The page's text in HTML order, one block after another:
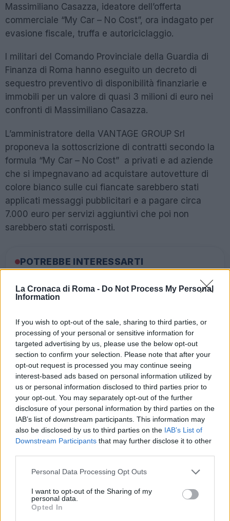
La Cronaca di Roma - Do Not Process My Personal
Information
If you wish to opt-out of the sale, sharing to third parties, or
processing of your personal or sensitive information for
targeted advertising by us, please use the below opt-out
section to confirm your selection. Please note that after your
opt-out request is processed you may continue seeing
interest-based ads based on personal information utilized by
us or personal information disclosed to third parties prior to
your opt-out. You may separately opt-out of the further
disclosure of your personal information by third parties on the
IAB’s list of downstream participants. This information may
also be disclosed by us to third parties on the IAB’s List of
Downstream Participants that may further disclose it to other
Please note that this website/app uses one or more Google
not limited to your visit or usage behaviour. You may click to
grant or deny consent to Google and its third-party tags to
use your data for below specified purposes in below Google
Personal Data Processing Opt Outs
I want to opt-out of the Sharing of my
personal data.
Opted In
Massimiliano Casazza, ideatore dell’offerta
commerciale “My Car – No Cost”, ora indagato per
evasione fiscale, truffa e autoriciclaggio.
I militari del Comando Provinciale della Guardia di
Finanza di Roma hanno eseguito un decreto di
sequestro preventivo di disponibilità finanziarie e
immobili per un valore di quasi 3 milioni di euro nei
confronti di Massimiliano Casazza.
L’amministratore della VANTAGE GROUP Srl
proponeva la sottoscrizione di contratti secondo la
formula “My Car – No Cost” a privati e ad aziende
che si impegnavano ad acquistare autovetture di
colore bianco sulle cui fiancate sarebbero stati
applicati messaggi pubblicitari e a pagare circa
7.000 euro per servizi aggiuntivi che poi non
sarebbero stati corrisposti.
POTREBBE INTERESSARTI
Gina Lollobrigida truffata: nei
ROMA Maxi sequestro a broker
truffatore: tra le sue vittime
Antonio Conte
5 anni fa
La società avrebbe, si legge nella nota della Guardia
di Finanza, “provveduto a corrispondere al
contraente 60 rate mensili di importo variabile tra i
340 e i 440 euro, quale rimborso del prezzo di
acquisto del veicolo, nonché una quota delle spese
per carburante e assicurazione”.
Nel comunicato viene inoltre spiegato che “i
Finanzieri del II Gruppo Tutela Entrate del Nucleo di
Polizia Economico-Finanziaria hanno ricostruito un